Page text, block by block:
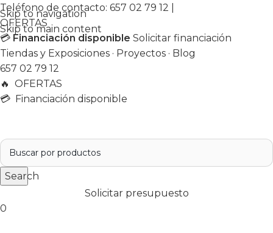
Skip to navigation
Skip to main content
Teléfono de contacto: 657 02 79 12
OFERTAS
💳 Financiación disponible Solicitar financiación
Tiendas y Exposiciones · Proyectos · Blog
657 02 79 12
🔥 OFERTAS
💳 Financiación disponible
Search
Solicitar presupuesto
0